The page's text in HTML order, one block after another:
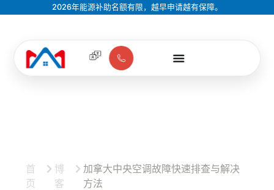
2026年能源补助名额有限，越早申请越有保障。
首
页
博
客
加拿大中央空调故障快速排查与解决
方法